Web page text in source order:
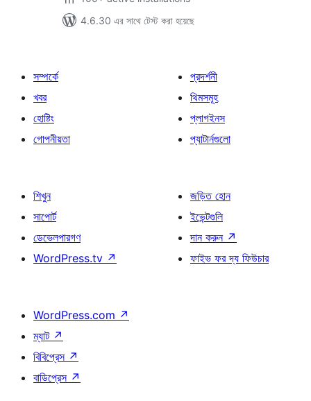
4.6.30 এর সাথে টেস্ট করা হয়েছে
সম্পর্কে
খবর
হোষ্টিং
গোপনীয়তা
প্রদর্শনী
থিমসমূহ
প্লাগইনস
প্যাটার্নগুলো
শিখুন
সাপোর্ট
ডেভেলপারগণ
WordPress.tv ↗
জড়িত হোন
ইভেন্টগুলি
দান করুন ↗
ফাইভ ফর দ্য ফিউচার
WordPress.com ↗
ম্যাট ↗
বিবিপ্রেস ↗
বাডিপ্রেস ↗